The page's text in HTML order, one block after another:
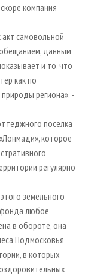
компания
самовольной
данным
и то, что
как по
региона», -
поселка
которое
регулярно
земельного
любое
в обороте, она
Подмосковья
в которых